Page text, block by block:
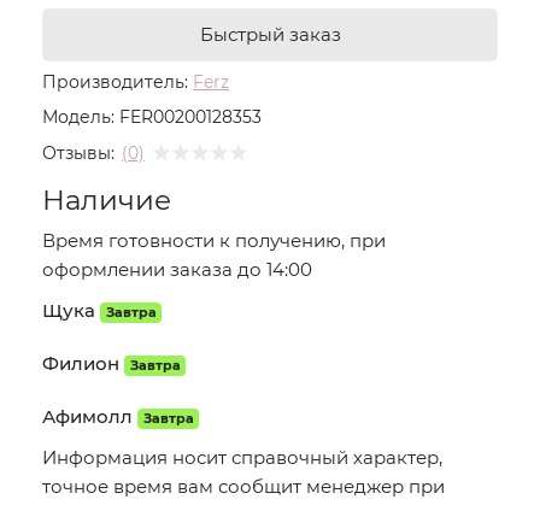
Производитель: Ferz
Модель: FER00200128353
Отзывы: (0)
Быстрый заказ
Наличие
Время готовности к получению, при
оформлении заказа до 14:00
Щука
Завтра
Филион Завтра
Афимолл Завтра
Информация носит справочный характер,
точное время вам сообщит менеджер при